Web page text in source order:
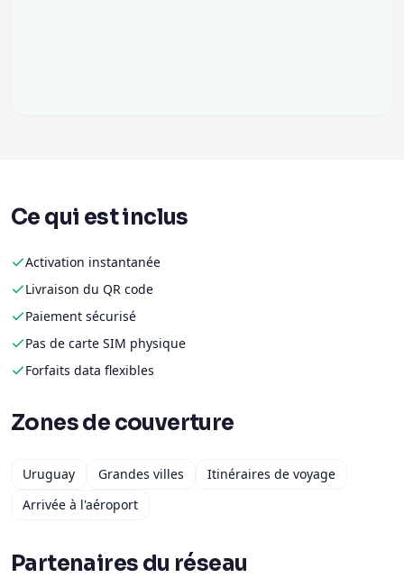
Ce qui est inclus
Activation instantanée
Livraison du QR code
Paiement sécurisé
Pas de carte SIM physique
Forfaits data flexibles
Zones de couverture
Uruguay Grandes villes
Itinéraires de voyage
Arrivée à l'aéroport
Partenaires du réseau